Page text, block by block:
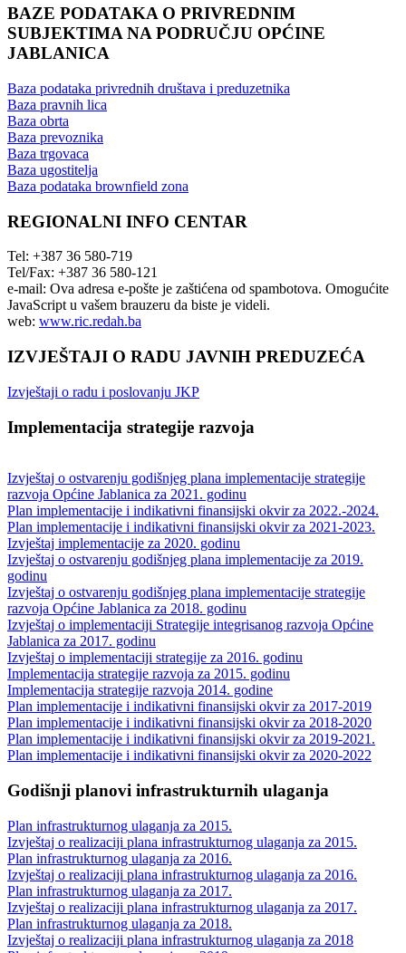
BAZE PODATAKA O PRIVREDNIM
SUBJEKTIMA NA PODRUČJU OPĆINE
JABLANICA
Baza podataka privrednih društava i preduzetnika
Baza pravnih lica
Baza obrta
Baza prevoznika
Baza trgovaca
Baza ugostitelja
Baza podataka brownfield zona
REGIONALNI INFO CENTAR
Tel: +387 36 580-719
Tel/Fax: +387 36 580-121
e-mail: Ova adresa e-pošte je zaštićena od spambotova. Omogućite
JavaScript u vašem brauzeru da biste je videli.
web: www.ric.redah.ba
IZVJEŠTAJI O RADU JAVNIH PREDUZEĆA
Izvještaji o radu i poslovanju JKP
Implementacija strategije razvoja
Izvještaj o ostvarenju godišnjeg plana implementacije strategije
razvoja Općine Jablanica za 2021. godinu
Plan implementacije i indikativni finansijski okvir za 2022.-2024.
Plan implementacije i indikativni finansijski okvir za 2021-2023.
Izvještaj implementacije za 2020. godinu
Izvještaj o ostvarenju godišnjeg plana implementacije za 2019.
godinu
Izvještaj o ostvarenju godišnjeg plana implementacije strategije
razvoja Općine Jablanica za 2018. godinu
Izvještaj o implementaciji Strategije integrisanog razvoja Općine
Jablanica za 2017. godinu
Izvještaj o implementaciji strategije za 2016. godinu
Implementacija strategije razvoja za 2015. godinu
Implementacija strategije razvoja 2014. godine
Plan implementacije i indikativni finansijski okvir za 2017-2019
Plan implementacije i indikativni finansijski okvir za 2018-2020
Plan implementacije i indikativni finansijski okvir za 2019-2021.
Plan implementacije i indikativni finansijski okvir za 2020-2022
Godišnji planovi infrastrukturnih ulaganja
Plan infrastrukturnog ulaganja za 2015.
Izvještaj o realizaciji plana infrastrukturnog ulaganja za 2015.
Plan infrastrukturnog ulaganja za 2016.
Izvještaj o realizaciji plana infrastrukturnog ulaganja za 2016.
Plan infrastrukturnog ulaganja za 2017.
Izvještaj o realizaciji plana infrastrukturnog ulaganja za 2017.
Plan infrastrukturnog ulaganja za 2018.
Izvještaj o realizaciji plana infrastrukturnog ulaganja za 2018